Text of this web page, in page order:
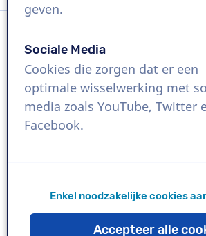
Taal
Engels (Internationaal)
Referenties
Stoer, Veelzijdig, Vertrouwd,
Natuurlijk
geven.
Sociale Media
Cookies die zorgen dat er een
optimale wisselwerking met
media zoals YouTube, Twitter
Facebook.
Enkel noodzakelijke cookies
Accepteer alle